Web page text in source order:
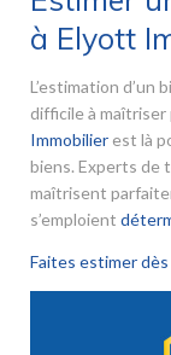
à Elyott
L’estimation d’un
difficile à
Immobilier est là
biens. Experts de
maîtrisent
s’emploient
Faites estimer